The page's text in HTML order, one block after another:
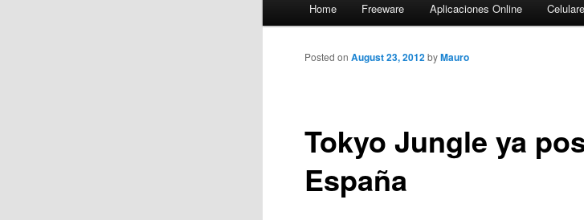
Skip
to
content
Home Freeware Aplicaciones Online
Tokyo Jungle ya
España
Posted onAugust 23, 2012 byMauro